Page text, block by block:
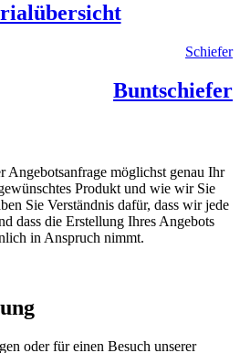
Schiefer
Buntschiefer
Angebotsanfrage möglichst genau Ihr
Produkt und wie wir Sie
Sie Verständnis dafür, dass wir jede
dass die Erstellung Ihres Angebots
in Anspruch nimmt.
oder für einen Besuch unserer